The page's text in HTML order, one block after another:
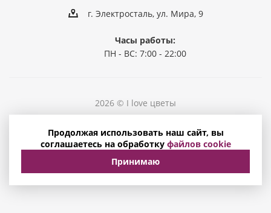
г. Электросталь, ул. Мира, 9
Часы работы:
ПН - ВС: 7:00 - 22:00
2026 © I love цветы
Политика конфиденциальности
Соглашение на обработку персональных данных
Продолжая использовать наш сайт, вы
соглашаетесь на обработку файлов cookie
Принимаю